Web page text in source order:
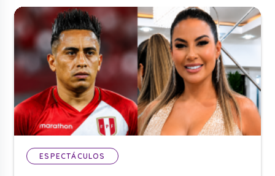
ESPECTÁCULOS